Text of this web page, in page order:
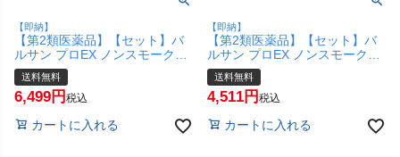
【即納】
【第2類医薬品】【セット】バ
ルサン プロEX ノンスモーク霧
タイプ 12-20畳用 93g×2個パッ
ク×3【レック株式会社/レック
ケミカル】【その他医薬品/6
(6043683-set2)
送料無料
6,499 税込
カートに入れる
【即納】
【第2類医薬品】【セット】バ
ルサン プロEX ノンスモーク霧
タイプ 12-20畳用 93g×2個パッ
ク×2【レック株式会社/レック
ケミカル】【その他医薬品/4
(6043683-set1)
送料無料
4,511 税込
カートに入れる